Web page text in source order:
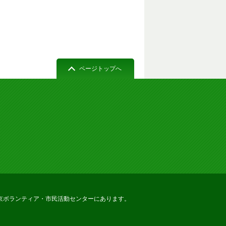
ページトップへ
ランティア・市民活動センターにあります。